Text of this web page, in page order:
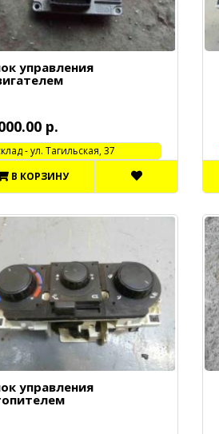
управления
р.
- ул. Тагильская, 37
В КОРЗИНУ
управления